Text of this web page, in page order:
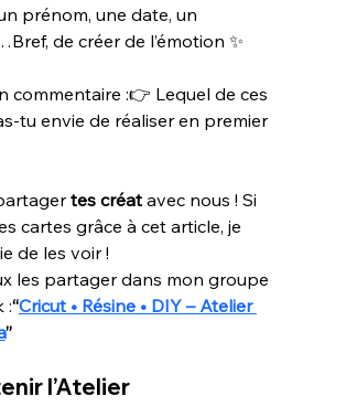
prénom, une date, un
de créer de l’émotion ✨
commentaire :👉 Lequel de ces
tu envie de réaliser en premier
tes créat avec nous ! Si
cartes grâce à cet article, je
de les voir !
les partager dans mon groupe
:“Cricut • Résine • DIY – Atelier
”
l’Atelier